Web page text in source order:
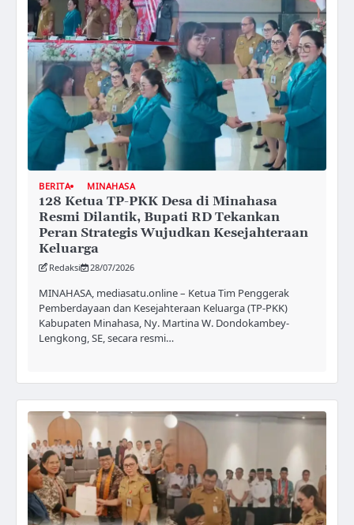
BERITA MINAHASA
128 Ketua TP-PKK Desa di Minahasa
Resmi Dilantik, Bupati RD Tekankan
Peran Strategis Wujudkan Kesejahteraan
Keluarga
Redaksi 28/07/2026
MINAHASA, mediasatu.online – Ketua Tim Penggerak
Pemberdayaan dan Kesejahteraan Keluarga (TP-PKK)
Kabupaten Minahasa, Ny. Martina W. Dondokambey-
Lengkong, SE, secara resmi…